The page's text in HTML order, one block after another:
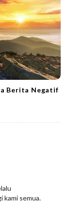
Berita Negatif
kami semua.